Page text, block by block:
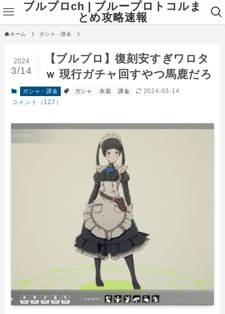
ブルプロch | ブループロトコルま
とめ攻略速報
ホーム ガシャ・課金
【ブルプロ】復刻安すぎワロタ
ｗ 現行ガチャ回すやつ馬鹿だろ
2024
3/14
ガシャ・課金 ガシャ 衣装 課金
2024-03-14
コメント（127）